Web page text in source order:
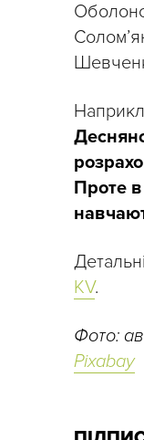
Проте
KV.
Фото:
Pixabay